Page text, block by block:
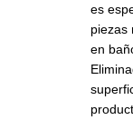
es
piezas
en